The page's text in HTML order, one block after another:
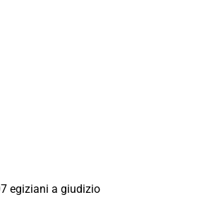
egiziani a giudizio